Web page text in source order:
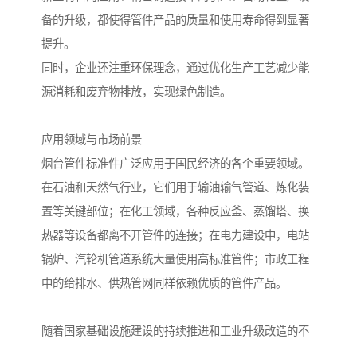
备的升级，都使得管件产品的质量和使用寿命得到显著
提升。
同时，企业还注重环保理念，通过优化生产工艺减少能
源消耗和废弃物排放，实现绿色制造。
应用领域与市场前景
烟台管件标准件广泛应用于国民经济的各个重要领域。
在石油和天然气行业，它们用于输油输气管道、炼化装
置等关键部位；在化工领域，各种反应釜、蒸馏塔、换
热器等设备都离不开管件的连接；在电力建设中，电站
锅炉、汽轮机管道系统大量使用高标准管件；市政工程
中的给排水、供热管网同样依赖优质的管件产品。
随着国家基础设施建设的持续推进和工业升级改造的不